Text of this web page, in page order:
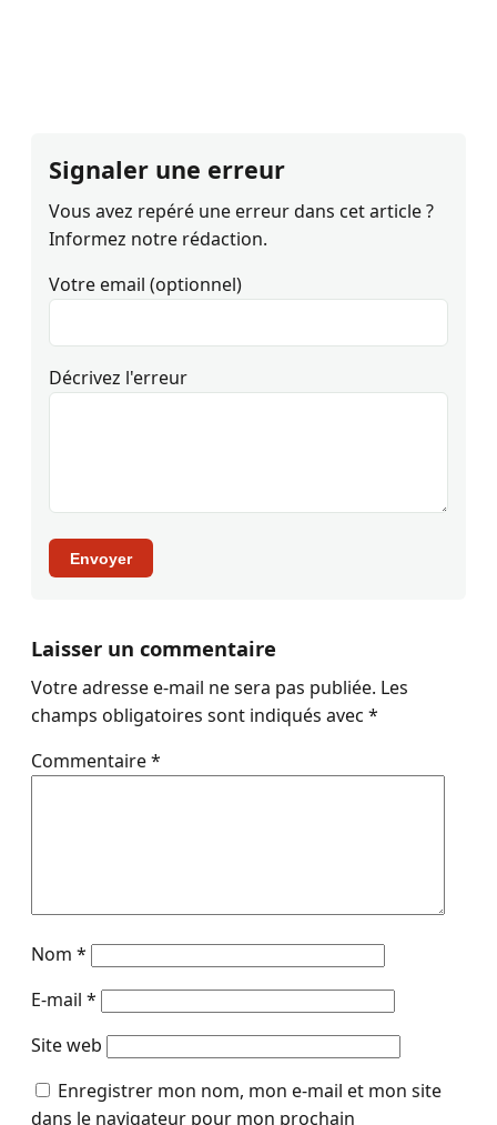
Signaler une erreur
Vous avez repéré une erreur dans cet article ?
Informez notre rédaction.
Votre email (optionnel)
Décrivez l'erreur
Envoyer
Laisser un commentaire
Votre adresse e-mail ne sera pas publiée. Les
champs obligatoires sont indiqués avec *
Commentaire*
Nom *
E-mail *
Site web
Enregistrer mon nom, mon e-mail et mon site
dans le navigateur pour mon prochain